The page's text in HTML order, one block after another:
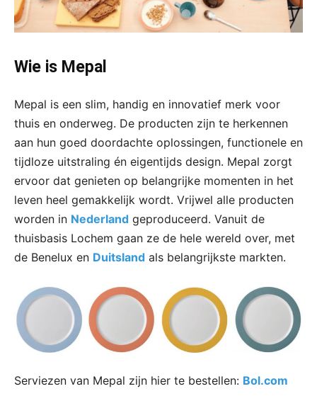
Wie is Mepal
Mepal is een slim, handig en innovatief merk voor
thuis en onderweg. De producten zijn te herkennen
aan hun goed doordachte oplossingen, functionele en
tijdloze uitstraling én eigentijds design. Mepal zorgt
ervoor dat genieten op belangrijke momenten in het
leven heel gemakkelijk wordt. Vrijwel alle producten
worden in Nederland geproduceerd. Vanuit de
thuisbasis Lochem gaan ze de hele wereld over, met
de Benelux en Duitsland als belangrijkste markten.
Serviezen van Mepal zijn hier te bestellen: Bol.com